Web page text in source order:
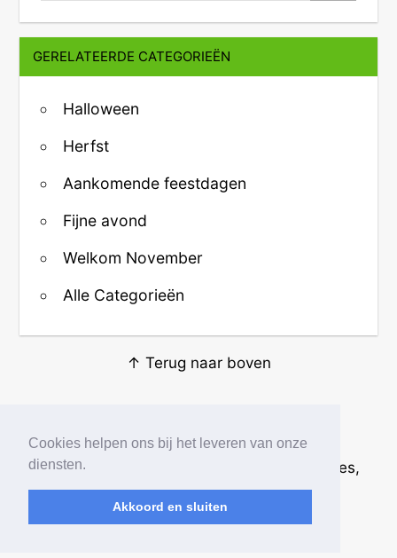
Cookies helpen ons bij het leveren van onze
diensten.
Akkoord en sluiten
GERELATEERDE CATEGORIEËN
Halloween
Herfst
Aankomende feestdagen
Fijne avond
Welkom November
Alle Categorieën
↑ Terug naar boven
© 2026
· Plaatjes, animaties,
afbeeldingen en fotos